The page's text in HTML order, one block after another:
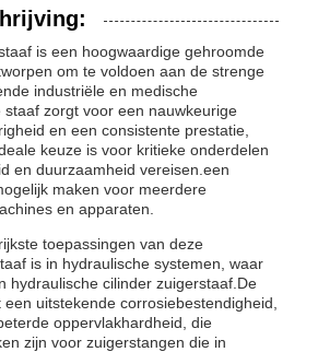
is een hoogwaardige gehroomde
om te voldoen aan de strenge
industriële en medische
staaf zorgt voor een nauwkeurige
en een consistente prestatie,
keuze is voor kritieke onderdelen
en duurzaamheid vereisen.een
maken voor meerdere
en apparaten.
toepassingen van deze
is in hydraulische systemen, waar
hydraulische cilinder zuigerstaaf.De
uitstekende corrosiebestendigheid,
oppervlakhardheid, die
zijn voor zuigerstangen die in